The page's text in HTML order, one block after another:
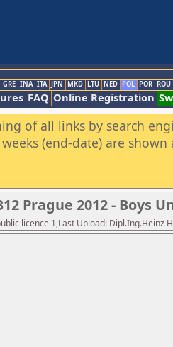
GRE INA ITA JPN MKD LTU NED POL POR ROU
FAQ Online Registration
of all links by search
(end-date) are
Prague 2012 - Boys
licence 1,Last Upload: Dipl.Ing.Heinz